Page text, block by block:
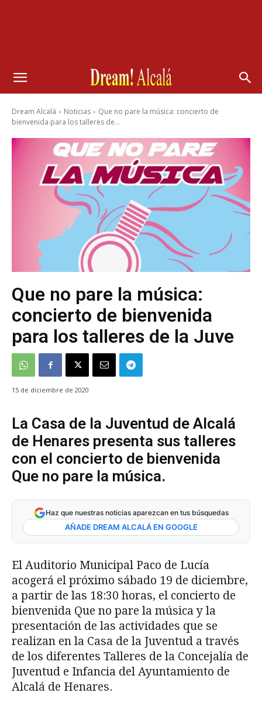
Dream Alcalá Noticias
Que no pare la música: concierto de
bienvenida para los talleres de...
Que no pare la música:
concierto de bienvenida
para los talleres de la Juve
15 de diciembre de 2020
La Casa de la Juventud de Alcalá
de Henares presenta sus talleres
con el concierto de bienvenida
Que no pare la música.
Haz que nuestras noticias aparezcan en tus búsquedas
AÑADE DREAM ALCALÁ EN GOOGLE
El Auditorio Municipal Paco de Lucía
acogerá el próximo sábado 19 de diciembre,
a partir de las 18:30 horas, el concierto de
bienvenida Que no pare la música y la
presentación de las actividades que se
realizan en la Casa de la Juventud a través
de los diferentes Talleres de la Concejalía de
Juventud e Infancia del Ayuntamiento de
Alcalá de Henares.